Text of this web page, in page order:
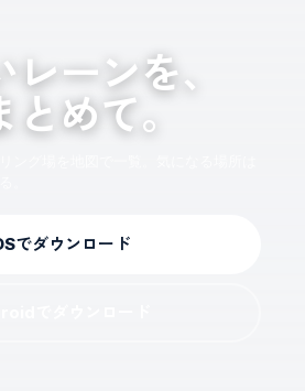
ーンを、
めて。
でダウンロード